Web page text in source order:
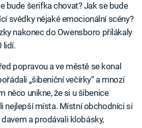
bude šerifka chovat? Jak se bude
svědky nějaké emocionální scény?
nakonec do Owensboro přilákaly
lidí.
popravou a ve městě se konal
„šibeniční večírky“ a mnozí
něco unikne, že si u šibenice
nejlepší místa. Místní obchodníci si
a prodávali klobásky,